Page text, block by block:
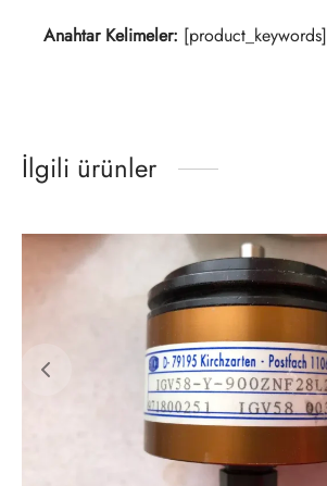
Anahtar Kelimeler: [product_keywords]
İlgili ürünler